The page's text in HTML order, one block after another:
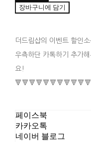
장바구니에 담기
더드림샵의 이벤트 할인
우측하단 카톡하기 추가해
요!
페이스북
카카오톡
네이버 블로그